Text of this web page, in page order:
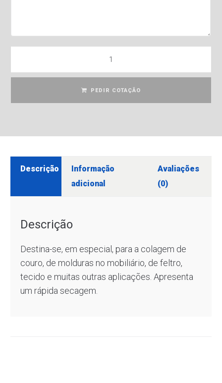
PEDIR COTAÇÃO
Descrição
Informação
adicional
Avaliações
(0)
Descrição
Destina-se, em especial, para a colagem de
couro, de molduras no mobiliário, de feltro,
tecido e muitas outras aplicações. Apresenta
um rápida secagem.